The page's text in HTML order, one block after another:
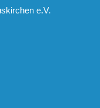
e.V.